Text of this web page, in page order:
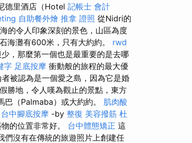
德里酒店（Hotel 記帳士 會計
自助餐外燴 推拿 證照 從Nidri的
的令人印象深刻的景色，山區為度
海灘有600米，只有大約約。 rwd
，那麼第一個也是最重要的是去哪
字 足底按摩 衝動般的旅程的最大優
被認為是一個愛之島，因為它是婚
勝地，令人嘆為觀止的景點，東方
巴（Palmaba）或大約約。
肌肉酸
台中腳底按摩 -by 整復 美容撥筋 杜
的位置非常好。 台中體態矯正 這
們沒有在傳統的旅遊照片上創建任